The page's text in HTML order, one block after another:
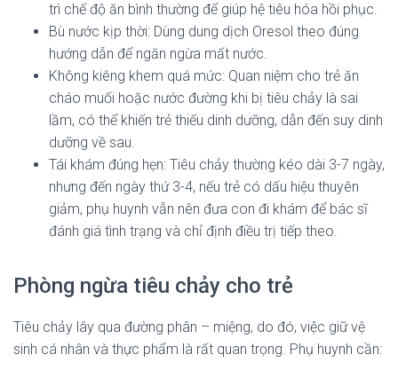
trì chế độ ăn bình thường để giúp hệ tiêu hóa hồi phục.
Bù nước kịp thời: Dùng dung dịch Oresol theo đúng
hướng dẫn để ngăn ngừa mất nước.
Không kiêng khem quá mức: Quan niệm cho trẻ ăn
cháo muối hoặc nước đường khi bị tiêu chảy là sai
lầm, có thể khiến trẻ thiếu dinh dưỡng, dẫn đến suy dinh
dưỡng về sau.
Tái khám đúng hẹn: Tiêu chảy thường kéo dài 3-7 ngày,
nhưng đến ngày thứ 3-4, nếu trẻ có dấu hiệu thuyên
giảm, phụ huynh vẫn nên đưa con đi khám để bác sĩ
đánh giá tình trạng và chỉ định điều trị tiếp theo.
Phòng ngừa tiêu chảy cho trẻ
Tiêu chảy lây qua đường phân – miệng, do đó, việc giữ vệ
sinh cá nhân và thực phẩm là rất quan trọng. Phụ huynh cần: